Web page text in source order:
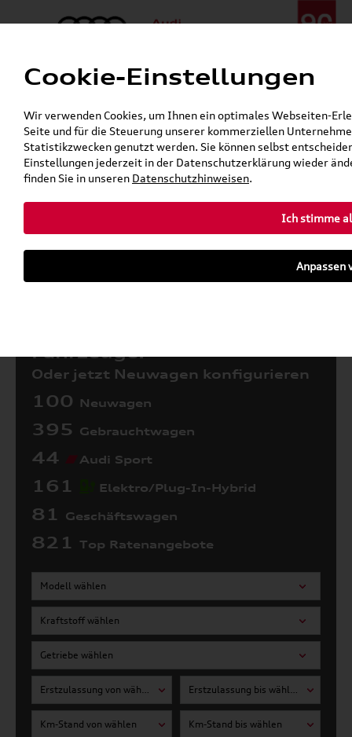
Menü
24h-Pannenhilfe:+49 (0)171 / 870 72 87
Gerade geschlossen
Verkauf:Mo. - Fr. 08:00 - 19:00 Uhr Sa. 09:00 - 13:00 Uhr
Service:Mo. - Fr. 06:00 - 20:00 Uhr Sa. 08:00 - 13:00 Uhr
Zurück zur Startseite
Fahrzeuge:
Oder jetzt Neuwagen konfigurieren
100 Neuwagen
395 Gebrauchtwagen
44 Audi Sport
161 Elektro/Plug-In-Hybrid
81 Geschäftswagen
821 Top Ratenangebote
Modell wählen
Kraftstoff wählen
Getriebe wählen
Erstzulassung von wählen Erstzulassung bis wählen
Km-Stand von wählen Km-Stand bis wählen
Cookie-Einstellungen
Wir verwenden Cookies, um Ihnen ein optimales Webseiten-
Seite und für die Steuerung unserer kommerziellen
Statistikzwecken genutzt werden. Sie können selbst
Einstellungen jederzeit in der Datenschutzerklärung wieder
finden Sie in unseren Datenschutzhinweisen.
Ich stimme
Anpassen